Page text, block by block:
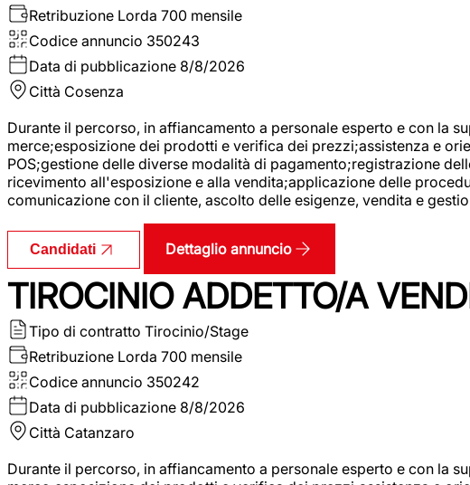
Retribuzione Lorda 700 mensile
Codice annuncio 350243
Data di pubblicazione 8/8/2026
Città Cosenza
Durante il percorso, in affiancamento a personale esperto e con la
merce;esposizione dei prodotti e verifica dei prezzi;assistenza e
POS;gestione delle diverse modalità di pagamento;registrazione
ricevimento all'esposizione e alla vendita;applicazione delle
comunicazione con il cliente, ascolto delle esigenze, vendita e
Candidati Dettaglio annuncio
TIROCINIO ADDETTO/A
Tipo di contratto Tirocinio/Stage
Retribuzione Lorda 700 mensile
Codice annuncio 350242
Data di pubblicazione 8/8/2026
Città Catanzaro
Durante il percorso, in affiancamento a personale esperto e con la